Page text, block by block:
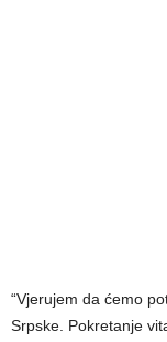
“Vjerujem da ćemo
Srpske. Pokretanje